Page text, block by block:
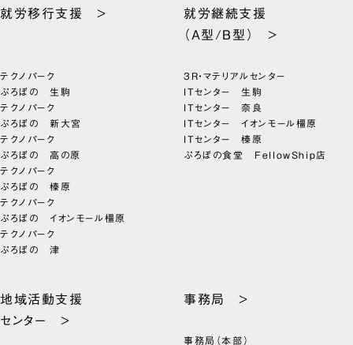
就労移行支援 >
テクノパーク
ぷろぼの 生駒
テクノパーク
ぷろぼの 新大宮
テクノパーク
ぷろぼの 高の原
テクノパーク
ぷろぼの 榛原
テクノパーク
ぷろぼの イオンモール橿原
テクノパーク
ぷろぼの 津
就労継続支援
（A型/B型） >
3R・マテリアルセンター
ITセンター 生駒
ITセンター 奈良
ITセンター イオンモール橿原
ITセンター 榛原
ぷろぼの食堂 FellowShip店
地域活動支援
センター >
事務局 >
事務局（本部）